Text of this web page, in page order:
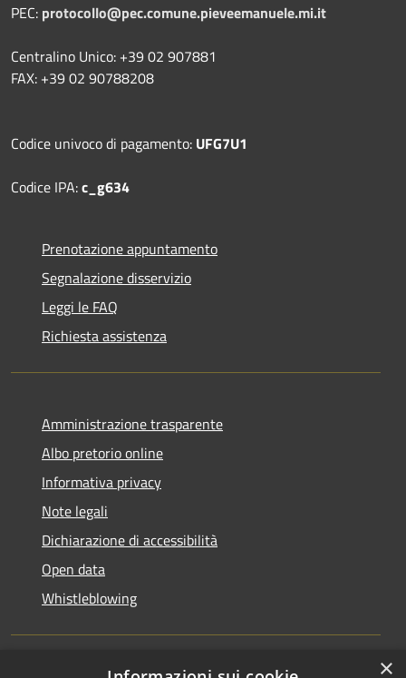
PEC: protocollo@pec.comune.pieveemanuele.mi.it
Centralino Unico: +39 02 907881
FAX: +39 02 90788208
Codice univoco di pagamento: UFG7U1
Codice IPA:c_g634
Prenotazione appuntamento
Segnalazione disservizio
Leggi le FAQ
Richiesta assistenza
Amministrazione trasparente
Albo pretorio online
Informativa privacy
Note legali
Dichiarazione di accessibilità
Open data
Whistleblowing
×